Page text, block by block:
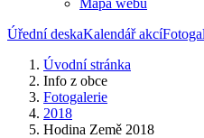
Mapa webu
Úřední deskaKalendář akcí
Úvodní stránka
Info z obce
Fotogalerie
2018
Hodina Země 2018